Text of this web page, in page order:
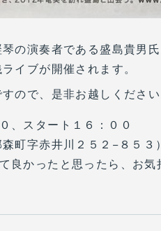
の演奏者である盛島貴男
イブが開催されます。
ので、是非お越しください
スタート１６：００
字赤井川２５２−８５３
かったと思ったら、お気